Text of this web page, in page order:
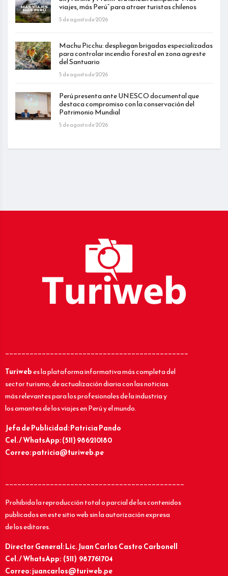
viajes, más Perú” para atraer turistas chilenos
5 de agosto de 2026
Machu Picchu: despliegan brigadas especializadas
para controlar incendio forestal en zona agreste
del Santuario
5 de agosto de 2026
Perú presenta ante UNESCO documental que
destaca compromiso con la conservación del
Patrimonio Mundial
5 de agosto de 2026
_____________________________________________
Turiwebes la plataforma informativa más completa del
sector turismo, de actualización diaria con las noticias
más relevantes para los profesionales de la industria y
los amantes de los viajes en Perú y el mundo.
Jefa de Publicidad: Patricia Pando
Cel. / WhatsApp: (511) 986210180
Correo: patricia@turiweb.pe
____________________________________________
Prohibida la reproducción total o parcial de los contenidos
publicados en este sitio web sin la autorización expresa
de los editores.
Director General: Lic.Juan Carlos Castro Carbonell
Cel. / WhatsApp: (511) 987761704
Correo: juancarlos@turiweb.pe